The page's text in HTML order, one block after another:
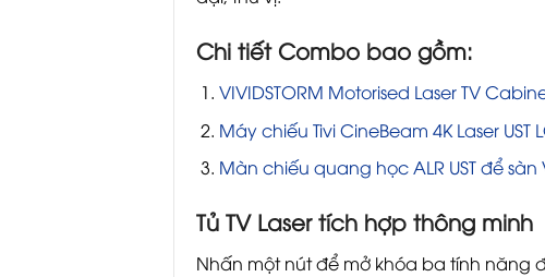
Chi tiết Combo bao gồm:
VIVIDSTORM Motorised Laser TV
Máy chiếu Tivi CineBeam 4K Laser UST
Màn chiếu quang học ALR UST để sàn
Tủ TV Laser tích hợp thông minh
Nhấn một nút để mở khóa ba tính năng